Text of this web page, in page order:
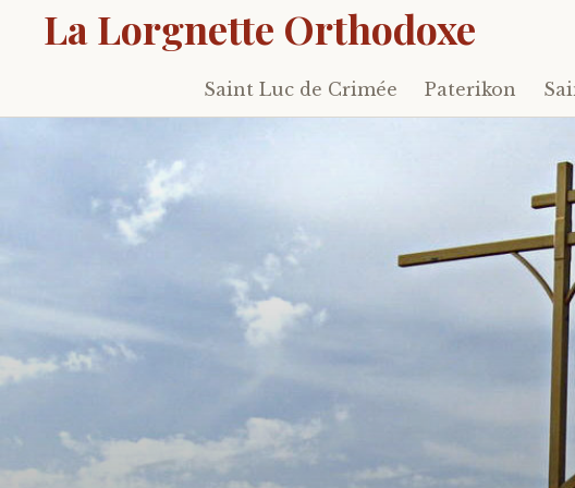
La Lorgnette Orthodoxe
Skip
to
Saint Luc de Crimée Paterikon